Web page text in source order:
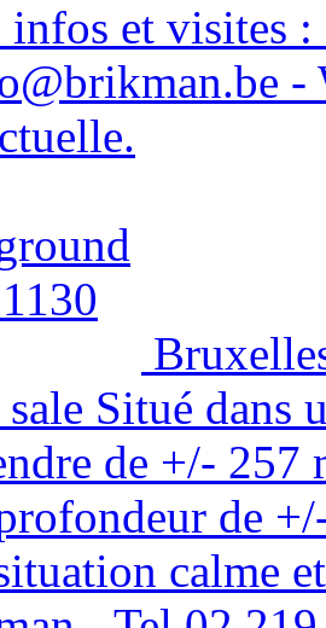
infos et
Situé dans
de +/- 257
de
calme